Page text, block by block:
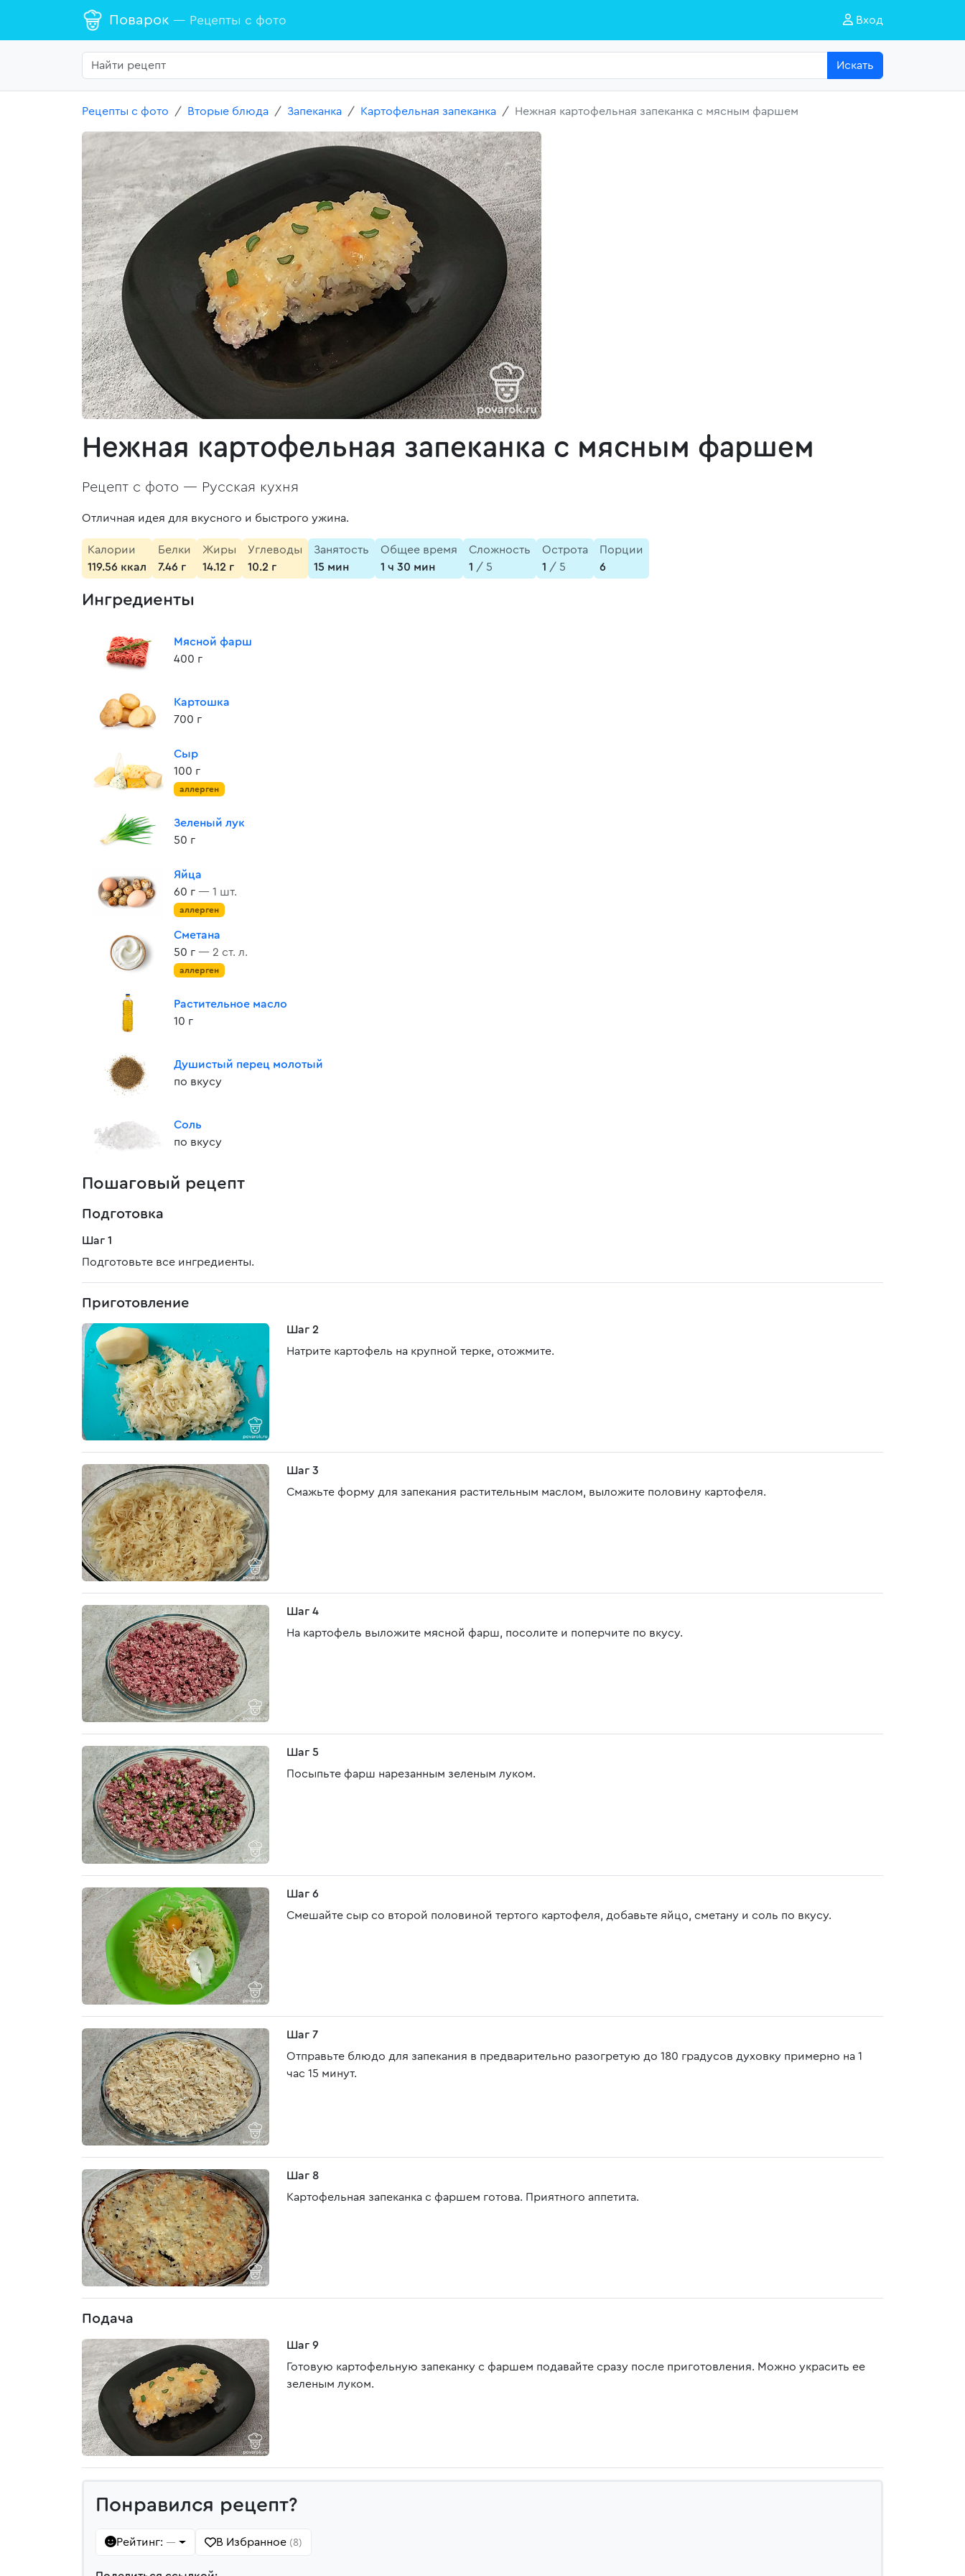
Поварок — Рецепты с фото Вход
Искать
Рецепты с фото Вторые блюда Запеканка Картофельная запеканка Нежная картофельная запеканка с мясным фаршем
Нежная картофельная запеканка с мясным фаршем
Рецепт с фото — Русская кухня
Отличная идея для вкусного и быстрого ужина.
Калории
119.56 ккал
Белки
7.46 г
Жиры
14.12 г
Углеводы
10.2 г
Занятость
15 мин
Общее время
1 ч 30 мин
Сложность
1 / 5
Острота
1 / 5
Порции
6
Ингредиенты
Мясной фарш
400 г
Картошка
700 г
Сыр
100 г
аллерген
Зеленый лук
50 г
Яйца
60 г — 1 шт.
аллерген
Сметана
50 г — 2 ст. л.
аллерген
Растительное масло
10 г
Душистый перец молотый
по вкусу
Соль
по вкусу
Пошаговый рецепт
Подготовка
Шаг 1
Подготовьте все ингредиенты.
Приготовление
Шаг 2
Натрите картофель на крупной терке, отожмите.
Шаг 3
Смажьте форму для запекания растительным маслом, выложите половину картофеля.
Шаг 4
На картофель выложите мясной фарш, посолите и поперчите по вкусу.
Шаг 5
Посыпьте фарш нарезанным зеленым луком.
Шаг 6
Смешайте сыр со второй половиной тертого картофеля, добавьте яйцо, сметану и соль по вкусу.
Шаг 7
Отправьте блюдо для запекания в предварительно разогретую до 180 градусов духовку примерно на 1
час 15 минут.
Шаг 8
Картофельная запеканка с фаршем готова. Приятного аппетита.
Подача
Шаг 9
Готовую картофельную запеканку с фаршем подавайте сразу после приготовления. Можно украсить ее
зеленым луком.
Понравился рецепт?
Рейтинг: — В Избранное (8)